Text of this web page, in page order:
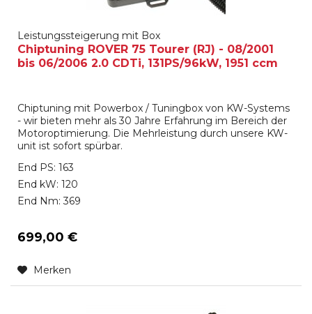
Leistungssteigerung mit Box
Chiptuning ROVER 75 Tourer (RJ) - 08/2001
bis 06/2006 2.0 CDTi, 131PS/96kW, 1951 ccm
Chiptuning mit Powerbox / Tuningbox von KW-Systems
- wir bieten mehr als 30 Jahre Erfahrung im Bereich der
Motoroptimierung. Die Mehrleistung durch unsere KW-
unit ist sofort spürbar.
End PS: 163
End kW: 120
End Nm: 369
699,00 €
Merken